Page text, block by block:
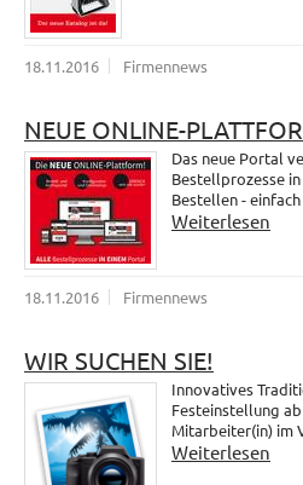
18.11.2016 Firmennews
NEUE ONLINE-
Das neue Portal
Bestellprozesse
Bestellen -
Weiterlesen
18.11.2016 Firmennews
WIR SUCHEN SIE!
Innovatives
Festeinstellung
Mitarbeiter(in) im
Weiterlesen